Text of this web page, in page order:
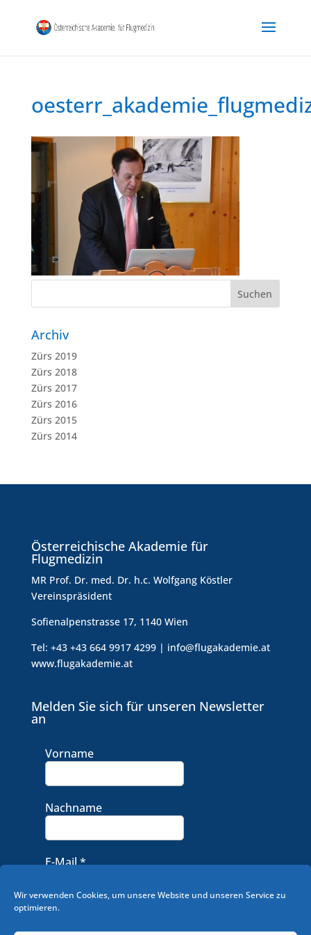
Wir verwenden Cookies, um unsere Website und unseren Service zu
optimieren.
Archiv
Zürs 2019
Zürs 2018
Zürs 2017
Zürs 2016
Zürs 2015
Zürs 2014
Österreichische Akademie für
Flugmedizin
MR Prof. Dr. med. Dr. h.c. Wolfgang Köstler
Vereinspräsident
Sofienalpenstrasse 17, 1140 Wien
Tel: +43 +43 664 9917 4299 | info@flugakademie.at
www.flugakademie.at
Melden Sie sich für unseren Newsletter
an
Vorname
Nachname
E-Mail*